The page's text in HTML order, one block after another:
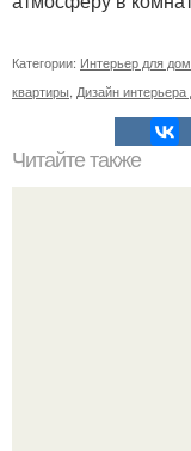
Категории: Интерьер для
квартиры Дизайн
Читайте также